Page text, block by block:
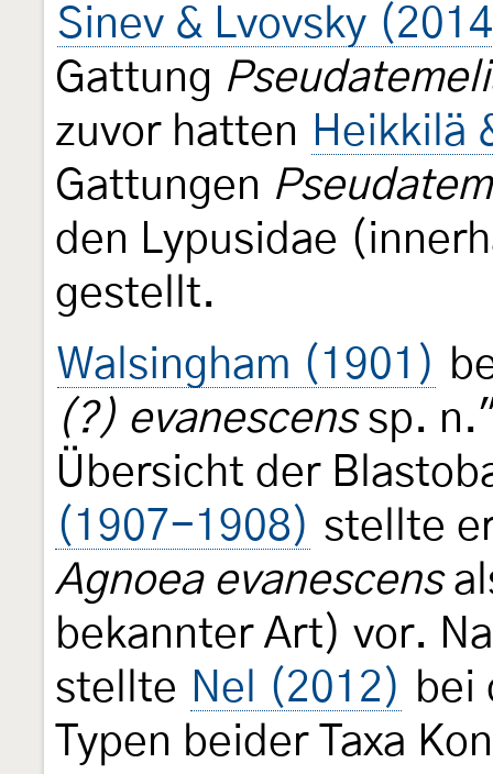
Sinev & Lvovsky
Gattung
zuvor hatten Heikkilä
Gattungen
den Lypusidae
gestellt.
Walsingham (1901)
(?) evanescenssp. n."
Übersicht der
(1907-1908) stellte
Agnoea evanescens
bekannter Art) vor.
stellte Nel (2012) bei
Typen beider Taxa